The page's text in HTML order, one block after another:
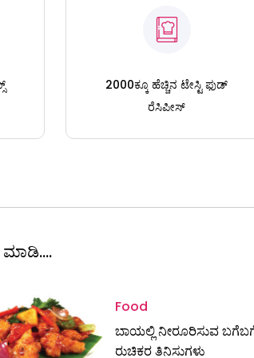
2000ಕ್ಕೂ ಹೆಚ್ಚಿನ ಟೇಸ್ಟಿ ಫುಡ್
ರೆಸಿಪೀಸ್
ಮಾಡಿ....
Food
ಬಾಯಲ್ಲಿ ನೀರೂರಿಸುವ
ರುಚಿಕರ ತಿನಿಸುಗಳು